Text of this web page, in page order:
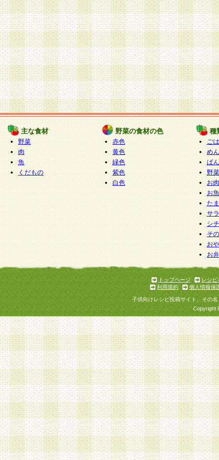
主な食材
野菜
肉
魚
くだもの
野菜の食材の色
赤色
黄色
緑色
紫色
白色
種
ご
めん
ぱん
野
お
お
た
サ
シ
そ
お
お
トップページ
レシピ
利用規約
個人情報保
子供向けレシピ投稿サイト、その
Copyright